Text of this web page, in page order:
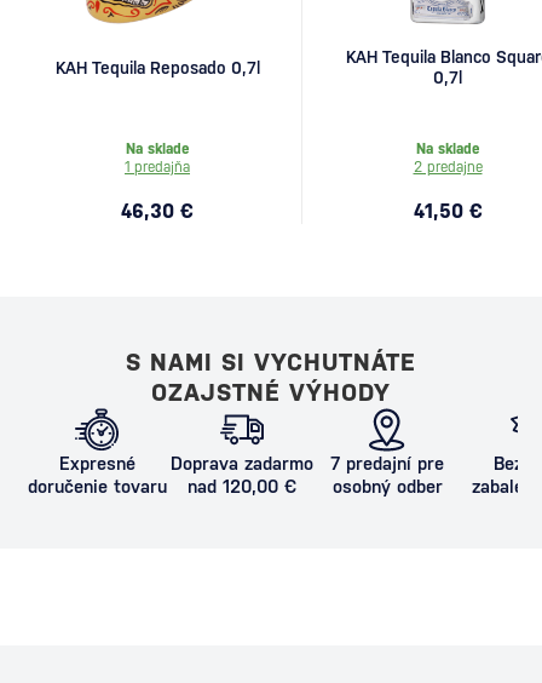
KAH Tequila Reposado 0,7l
Na sklade
1 predajňa
46,30 €
KAH Tequila Blanco
0,7l
Na sklade
2 predajne
41,50 €
S NAMI SI VYCHUTNÁTE
OZAJSTNÉ VÝHODY
Expresné
doručenie tovaru
Doprava zadarmo
nad 120,00 €
7 predajní pre
osobný odber